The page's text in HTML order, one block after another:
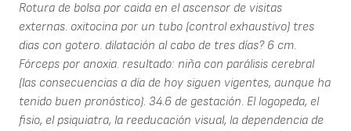
Rotura de bolsa por caida en el ascensor de visitas
externas. oxitocina por un tubo (control exhaustivo) tres
dias con gotero. dilatación al cabo de tres días? 6 cm.
Fórceps por anoxia. resultado: niña con parálisis cerebral
(las consecuencias a día de hoy siguen vigentes, aunque ha
tenido buen pronóstico). 34.6 de gestación. El logopeda, el
fisio, el psiquiatra, la reeducación visual, la dependencia de